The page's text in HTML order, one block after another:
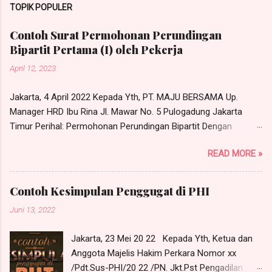
TOPIK POPULER
Contoh Surat Permohonan Perundingan
Bipartit Pertama (I) oleh Pekerja
April 12, 2023
Jakarta, 4 April 2022 Kepada Yth, PT. MAJU BERSAMA Up.
Manager HRD Ibu Rina Jl. Mawar No. 5 Pulogadung Jakarta
Timur Perihal: Permohonan Perundingan Bipartit Dengan
Warganegara : Indonesia Pekerjaan : Karyawan PT. Maju
Bersama Alamat : Jl. Tongkol No. 10 RT 05, RW 01, Kel. Cibubur,
Kec. Ciracas, Jakarta Timur Sehubungan dengan adanya
permasalahan hubungan industrial yang perlu dirundingkan
secara bipartit antara saya dengan manajemen PT. Maju
untuk melakukan perundingan bipartit pada: Hari : Senin Tanggal
: 11 April 2022 Pukul : 10.00 WIB s/d selesai Tempat : Ruang
READ MORE »
Contoh Kesimpulan Penggugat di PHI
Juni 13, 2022
Jakarta, 23 Mei 20 22 Kepada Yth, Ketua dan
Anggota Majelis Hakim Perkara Nomor xx
/Pdt.Sus-PHI/20 22 /PN. Jkt.Pst Pengadilan